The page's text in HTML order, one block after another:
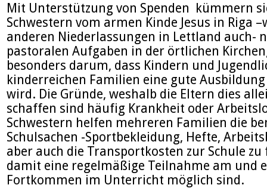
Mit Unterstützung von Spenden kümmern
Schwestern vom armen Kinde Jesus in Riga
anderen Niederlassungen in Lettland auch-
pastoralen Aufgaben in der örtlichen
besonders darum, dass Kindern und
kinderreichen Familien eine gute
wird. Die Gründe, weshalb die Eltern dies
schaffen sind häufig Krankheit oder
Schwestern helfen mehreren Familien die
Schulsachen -Sportbekleidung, Hefte,
aber auch die Transportkosten zur Schule
damit eine regelmäßige Teilnahme am und
Fortkommen im Unterricht möglich sind.